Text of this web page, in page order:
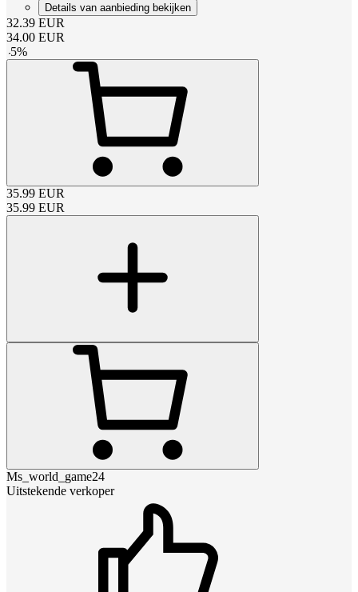
Details van aanbieding bekijken
32.39 EUR
34.00 EUR
-5%
35.99 EUR
35.99 EUR
Ms_world_game24
Uitstekende verkoper